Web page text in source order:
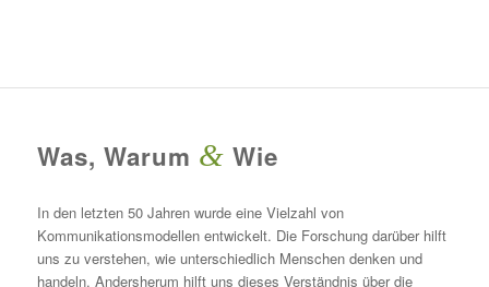
Was, Warum & Wie
In den letzten 50 Jahren wurde eine Vielzahl von
Kommunikationsmodellen entwickelt. Die Forschung darüber hilft
uns zu verstehen, wie unterschiedlich Menschen denken und
handeln. Andersherum hilft uns dieses Verständnis über die